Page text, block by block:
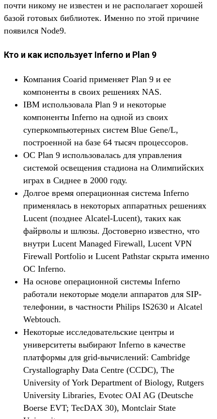
почти никому не известен и не располагает хорошей
базой готовых библиотек. Именно по этой причине
появился Node9.
Кто и как использует Inferno и Plan 9
Компания Coarid применяет Plan 9 и ее
компоненты в своих решениях NAS.
IBM использовала Plan 9 и некоторые
компоненты Inferno на одной из своих
суперкомпьютерных систем Blue Gene/L,
построенной на базе 64 тысяч процессоров.
ОС Plan 9 использовалась для управления
системой освещения стадиона на Олимпийских
играх в Сиднее в 2000 году.
Долгое время операционная система Inferno
применялась в некоторых аппаратных решениях
Lucent (позднее Alcatel-Lucent), таких как
файрволы и шлюзы. Достоверно известно, что
внутри Lucent Managed Firewall, Lucent VPN
Firewall Portfolio и Lucent Pathstar скрыта именно
ОС Inferno.
На основе операционной системы Inferno
работали некоторые модели аппаратов для SIP-
телефонии, в частности Philips IS2630 и Alcatel
Webtouch.
Некоторые исследовательские центры и
университеты выбирают Inferno в качестве
платформы для grid-вычислений: Cambridge
Crystallography Data Centre (CCDC), The
University of York Department of Biology, Rutgers
University Libraries, Evotec OAI AG (Deutsche
Boerse EVT; TecDAX 30), Montclair State